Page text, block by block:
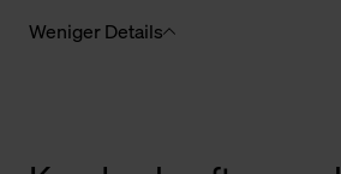
Weniger Details